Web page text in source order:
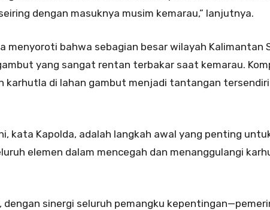
dengan masuknya musim kemarau,” lanjutnya.
menyoroti bahwa sebagian besar wilayah Kalimantan
yang sangat rentan terbakar saat kemarau.
karhutla di lahan gambut menjadi tantangan
kata Kapolda, adalah langkah awal yang penting
elemen dalam mencegah dan menanggulangi
dengan sinergi seluruh pemangku